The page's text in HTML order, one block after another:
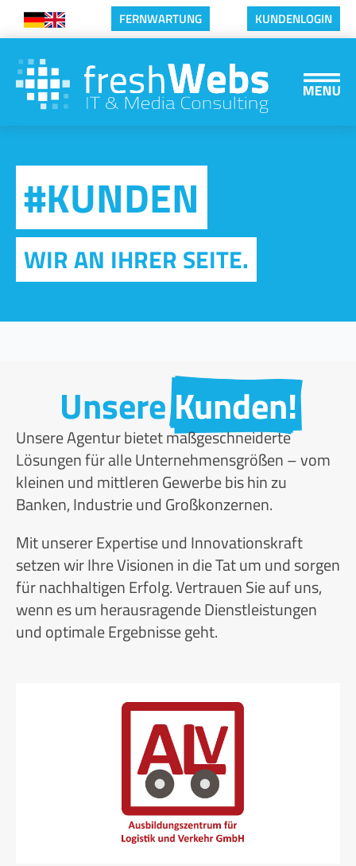
FERNWARTUNG KUNDENLOGIN
#KUNDEN
WIR AN IHRER SEITE.
Unsere Kunden!
Unsere Agentur bietet maßgeschneiderte
Lösungen für alle Unternehmensgrößen – vom
kleinen und mittleren Gewerbe bis hin zu
Banken, Industrie und Großkonzernen.
Mit unserer Expertise und Innovationskraft
setzen wir Ihre Visionen in die Tat um und sorgen
für nachhaltigen Erfolg. Vertrauen Sie auf uns,
wenn es um herausragende Dienstleistungen
und optimale Ergebnisse geht.